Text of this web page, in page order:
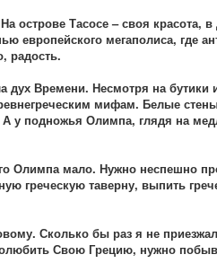
острове Тасосе – своя красота,
европейского мегаполиса, где
радость.
Времени. Несмотря на
мифам. Белые
А у подножья Олимпа, глядя на
Олимпа мало. Нужно неспешно
греческую таверну, выпить
Сколько бы раз я не
Свою Грецию, нужно